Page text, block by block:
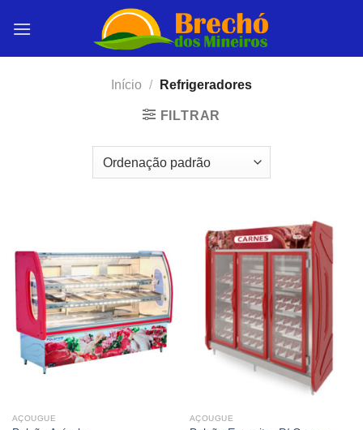
Início / Refrigeradores
FILTRAR
AÇOUGUE AÇOUGUE